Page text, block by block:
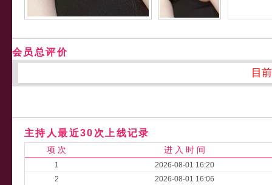
会员总评价
目
主持人最近30次上线记录
项 次 进 入 时 间
1
2026-08-01 16:20
2
2026-08-01 16:06